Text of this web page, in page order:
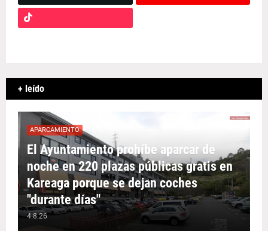
+ leído
APARCAMIENTO
El Ayuntamiento prohíbe aparcar de
noche en 220 plazas públicas gratis en
Kareaga porque se dejan coches
"durante días"
4.8.26